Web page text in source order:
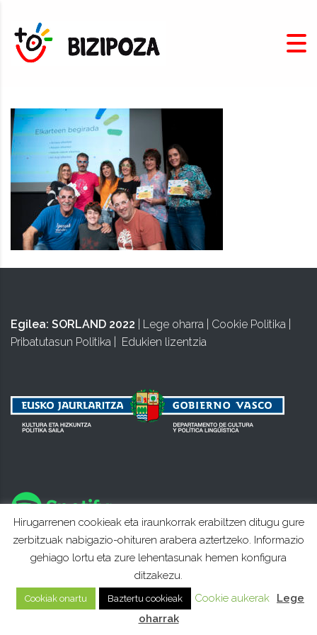
Egilea: SORLAND 2022 Lege oharra Cookie Politika
Pribatutasun Politika
Edukien lizentzia
Hirugarrenen cookieak eta iraunkorrak erabiltzen ditugu gure
zerbitzuak nabigazio-ohituren arabera aztertzeko. Informazio
gehiago lortu eta zure lehentasunak hemen konfigura
ditzakezu.
Cookiak onartu Baztertu cookieak Cookie aukerak
Lege
oharrak